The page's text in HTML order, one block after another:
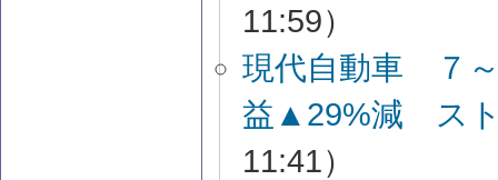
11:59）
現代自動車 ７
益▲29%減 スト
11:41）